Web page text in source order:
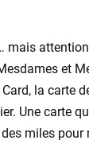
mais
et
la carte
Une carte
miles pour